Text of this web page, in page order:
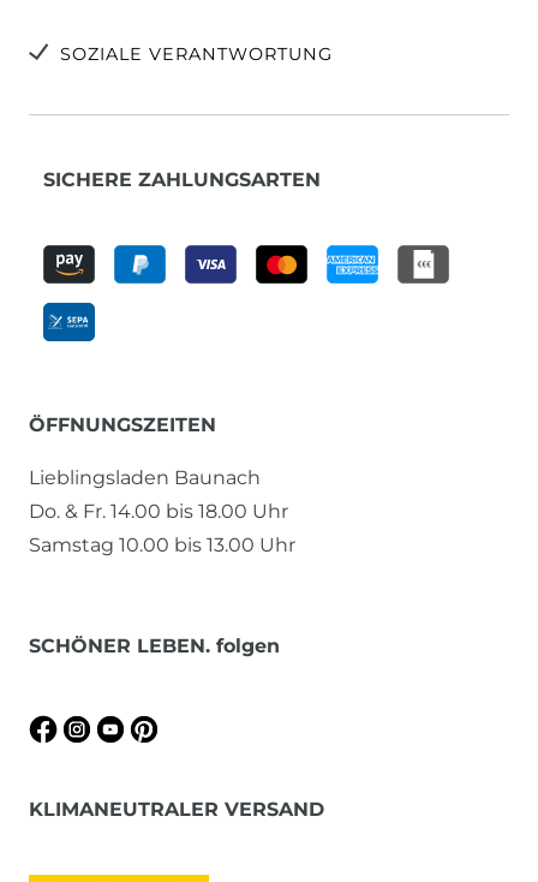
SOZIALE VERANTWORTUNG
SICHERE ZAHLUNGSARTEN
ÖFFNUNGSZEITEN
Lieblingsladen Baunach
Do. & Fr. 14.00 bis 18.00 Uhr
Samstag 10.00 bis 13.00 Uhr
SCHÖNER LEBEN. folgen
KLIMANEUTRALER VERSAND